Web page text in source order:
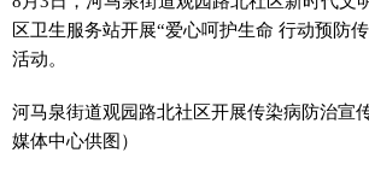
区卫生服务站开展“爱心呵护生命 行动预防
活动。
河马泉街道观园路北社区开展传染病防治宣
媒体中心供图）